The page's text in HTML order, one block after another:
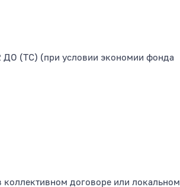
ДО (ТС) (при условии экономии фонда
договоре или локальном